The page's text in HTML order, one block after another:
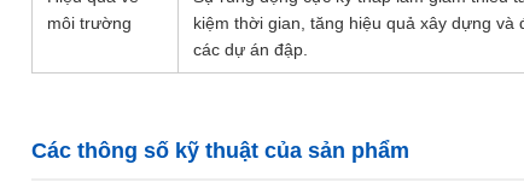
môi trường
kiệm thời gian, tăng hiệu quả xây dựng
các dự án đập.
Các thông số kỹ thuật của sản phẩm